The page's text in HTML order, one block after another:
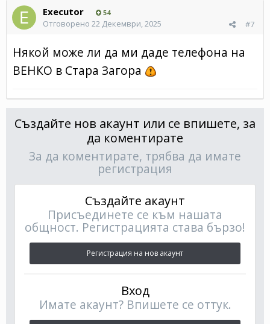
Executor 54
#7
Отговорено 22 Декември, 2025
Някой може ли да ми даде телефона на
ВЕНКО в Стара Загора
Създайте нов акаунт или се впишете, за
да коментирате
За да коментирате, трябва да имате
регистрация
Създайте акаунт
Присъединете се към нашата
общност. Регистрацията става бързо!
Регистрация на нов акаунт
Вход
Имате акаунт? Впишете се оттук.